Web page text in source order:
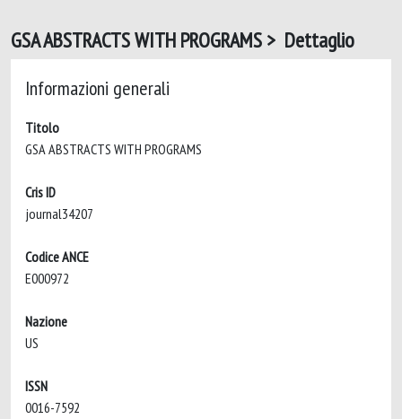
GSA ABSTRACTS WITH PROGRAMS > Dettaglio
Informazioni generali
Titolo
Cris ID
Codice ANCE
Nazione
ISSN